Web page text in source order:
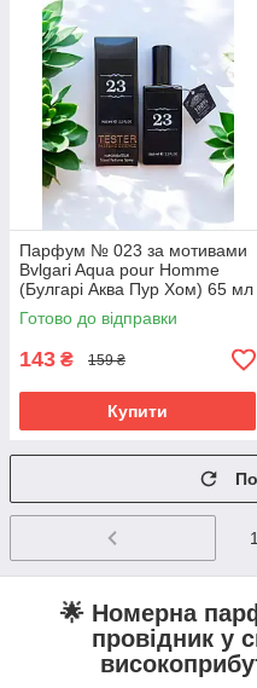
Парфум № 023 за мотивами
Bvlgari Aqua pour Homme
(Булгарі Аква Пур Хом) 65 мл
Готово до відправки
143 ₴ 159 ₴
Купити
1
🌟 Номерна
провідник у